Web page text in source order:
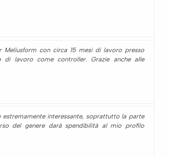
Meliusform con circa 15 mesi di lavoro presso
di lavoro come controller. Grazie anche alle
interessante, soprattutto la parte
del genere darà spendibilità al mio profilo